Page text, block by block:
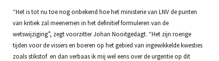
“Het is tot nu toe nog onbekend hoe het ministerie van LNV de punten
van kritiek zal meenemen in het definitief formuleren van de
wetswijziging”, zegt voorzitter Johan Nooitgedagt. “Het zijn roerige
tijden voor de vissers en boeren op het gebied van ingewikkelde kwesties
zoals stikstof en dan verbaas ik mij wel eens over de urgentie op dit